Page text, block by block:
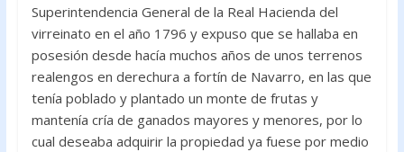
Superintendencia General de la Real Hacienda del
virreinato en el año 1796 y expuso que se hallaba en
posesión desde hacía muchos años de unos terrenos
realengos en derechura a fortín de Navarro, en las que
tenía poblado y plantado un monte de frutas y
mantenía cría de ganados mayores y menores, por lo
cual deseaba adquirir la propiedad ya fuese por medio